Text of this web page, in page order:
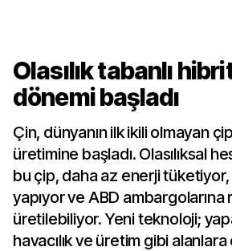
Olasılık tabanlı
dönemi başladı
Çin, dünyanın ilk ikili olmayan
üretimine başladı. Olasılıksal
bu çip, daha az enerji
yapıyor ve ABD ambargolarına
üretilebiliyor. Yeni teknoloji;
havacılık ve üretim gibi